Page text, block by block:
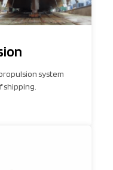
system
shipping.